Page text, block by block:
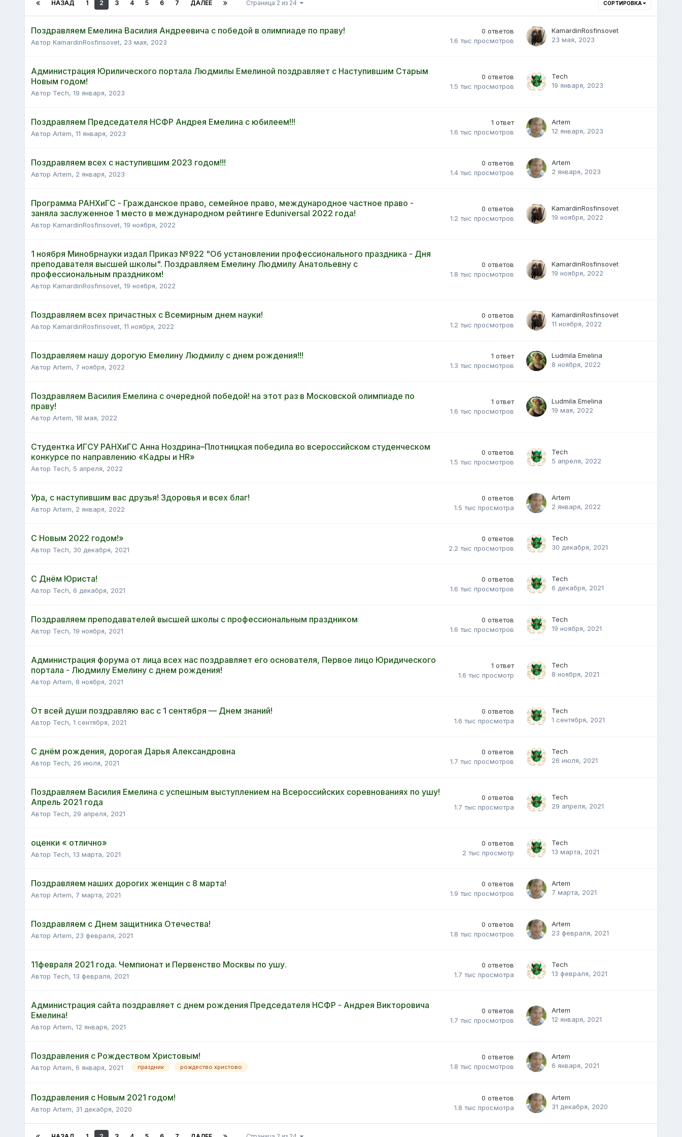
СОРТИРОВКА
НАЗАД 1 2 3 4 5 6 7 ДАЛЕЕ Страница 2 из 24
Поздравляем Емелина Василия Андреевича с победой в олимпиаде по праву!
Автор KamardinRosfinsovet, 23 мая, 2023
0 ответов
1.6 тыс просмотров
KamardinRosfinsovet
23 мая, 2023
Администрация Юрилического портала Людмилы Емелиной поздравляет с Наступившим Старым
Новым годом!
Автор Tech, 19 января, 2023
0 ответов
1.5 тыс просмотров
Tech
19 января, 2023
Поздравляем Председателя НСФР Андрея Емелина с юбилеем!!!
Автор Artem, 11 января, 2023
1 ответ
1.6 тыс просмотров
Artem
12 января, 2023
Поздравляем всех с наступившим 2023 годом!!!
Автор Artem, 2 января, 2023
0 ответов
1.4 тыс просмотров
Artem
2 января, 2023
Программа РАНХиГС - Гражданское право, семейное право, международное частное право -
заняла заслуженное 1 место в международном рейтинге Eduniversal 2022 года!
Автор KamardinRosfinsovet, 19 ноября, 2022
0 ответов
1.2 тыс просмотров
KamardinRosfinsovet
19 ноября, 2022
1 ноября Минобрнауки издал Приказ №922 "Об установлении профессионального праздника - Дня
преподавателя высшей школы". Поздравляем Емелину Людмилу Анатольевну с
профессиональным праздником!
Автор KamardinRosfinsovet, 19 ноября, 2022
0 ответов
1.8 тыс просмотров
KamardinRosfinsovet
19 ноября, 2022
Поздравляем всех причастных с Всемирным днем науки!
Автор KamardinRosfinsovet, 11 ноября, 2022
0 ответов
1.2 тыс просмотров
KamardinRosfinsovet
11 ноября, 2022
Поздравляем нашу дорогую Емелину Людмилу с днем рождения!!!
Автор Artem, 7 ноября, 2022
1 ответ
1.3 тыс просмотров
Ludmila Emelina
8 ноября, 2022
Поздравляем Василия Емелина с очередной победой! на этот раз в Московской олимпиаде по
праву!
Автор Artem, 18 мая, 2022
1 ответ
1.6 тыс просмотров
Ludmila Emelina
19 мая, 2022
Студентка ИГСУ РАНХиГС Анна Ноздрина–Плотницкая победила во всероссийском студенческом
конкурсе по направлению «Кадры и HR»
Автор Tech, 5 апреля, 2022
0 ответов
1.5 тыс просмотров
Tech
5 апреля, 2022
Ура, с наступившим вас друзья! Здоровья и всех благ!
Автор Artem, 2 января, 2022
0 ответов
1.5 тыс просмотра
Artem
2 января, 2022
С Новым 2022 годом!»
Автор Tech, 30 декабря, 2021
0 ответов
2.2 тыс просмотров
Tech
30 декабря, 2021
С Днём Юриста!
Автор Tech, 6 декабря, 2021
0 ответов
1.6 тыс просмотров
Tech
6 декабря, 2021
Поздравляем преподавателей высшей школы с профессиональным праздником
Автор Tech, 19 ноября, 2021
0 ответов
1.6 тыс просмотров
Tech
19 ноября, 2021
Администрация форума от лица всех нас поздравляет его основателя, Первое лицо Юридического
портала - Людмилу Емелину с днем рождения!
Автор Artem, 8 ноября, 2021
1 ответ
1.6 тыс просмотр
Tech
8 ноября, 2021
От всей души поздравляю вас с 1 сентября — Днем знаний!
Автор Tech, 1 сентября, 2021
0 ответов
1.6 тыс просмотра
Tech
1 сентября, 2021
С днём рождения, дорогая Дарья Александровна
Автор Tech, 26 июля, 2021
0 ответов
1.7 тыс просмотров
Tech
26 июля, 2021
Поздравляем Василия Емелина с успешным выступлением на Всероссийских соревнованиях по ушу!
Апрель 2021 года
Автор Tech, 29 апреля, 2021
0 ответов
1.7 тыс просмотра
Tech
29 апреля, 2021
оценки « отлично»
Автор Tech, 13 марта, 2021
0 ответов
2 тыс просмотр
Tech
13 марта, 2021
Поздравляем наших дорогих женщин с 8 марта!
Автор Artem, 7 марта, 2021
0 ответов
1.9 тыс просмотров
Artem
7 марта, 2021
Поздравляем с Днем защитника Отечества!
Автор Artem, 23 февраля, 2021
0 ответов
1.8 тыс просмотров
Artem
23 февраля, 2021
11февраля 2021 года. Чемпионат и Первенство Москвы по ушу.
Автор Tech, 13 февраля, 2021
0 ответов
1.7 тыс просмотра
Tech
13 февраля, 2021
Администрация сайта поздравляет с днем рождения Председателя НСФР - Андрея Викторовича
Емелина!
Автор Artem, 12 января, 2021
0 ответов
1.7 тыс просмотров
Artem
12 января, 2021
Поздравления с Рождеством Христовым!
Автор Artem, 6 января, 2021 праздник рождество христово
0 ответов
1.8 тыс просмотров
Artem
6 января, 2021
Поздравления с Новым 2021 годом!
Автор Artem, 31 декабря, 2020
0 ответов
1.8 тыс просмотра
Artem
31 декабря, 2020